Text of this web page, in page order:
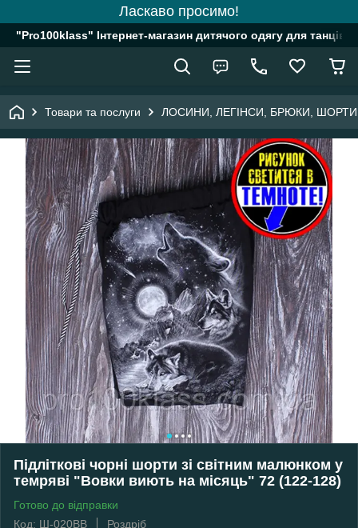
Ласкаво просимо!
"Pro100klass" Інтернет-магазин дитячого одягу для танців,
Товари та послуги ЛОСИНИ, ЛЕГІНСИ, БРЮКИ,
Підліткові чорні шорти зі світним малюнком у
темряві "Вовки виють на місяць" 72 (122-128)
Готово до відправки
Код: Ш-020ВВ
Роздріб